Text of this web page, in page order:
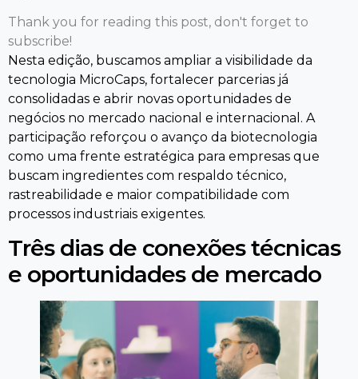
Thank you for reading this post, don't forget to
subscribe!
Nesta edição, buscamos ampliar a visibilidade da
tecnologia MicroCaps, fortalecer parcerias já
consolidadas e abrir novas oportunidades de
negócios no mercado nacional e internacional. A
participação reforçou o avanço da biotecnologia
como uma frente estratégica para empresas que
buscam ingredientes com respaldo técnico,
rastreabilidade e maior compatibilidade com
processos industriais exigentes.
Três dias de conexões técnicas
e oportunidades de mercado